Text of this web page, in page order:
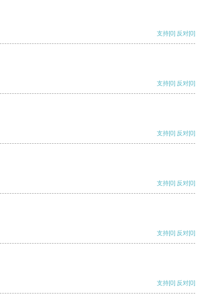
支持[0] 反对[0]
支持[0] 反对[0]
支持[0] 反对[0]
支持[0] 反对[0]
支持[0] 反对[0]
支持[0] 反对[0]